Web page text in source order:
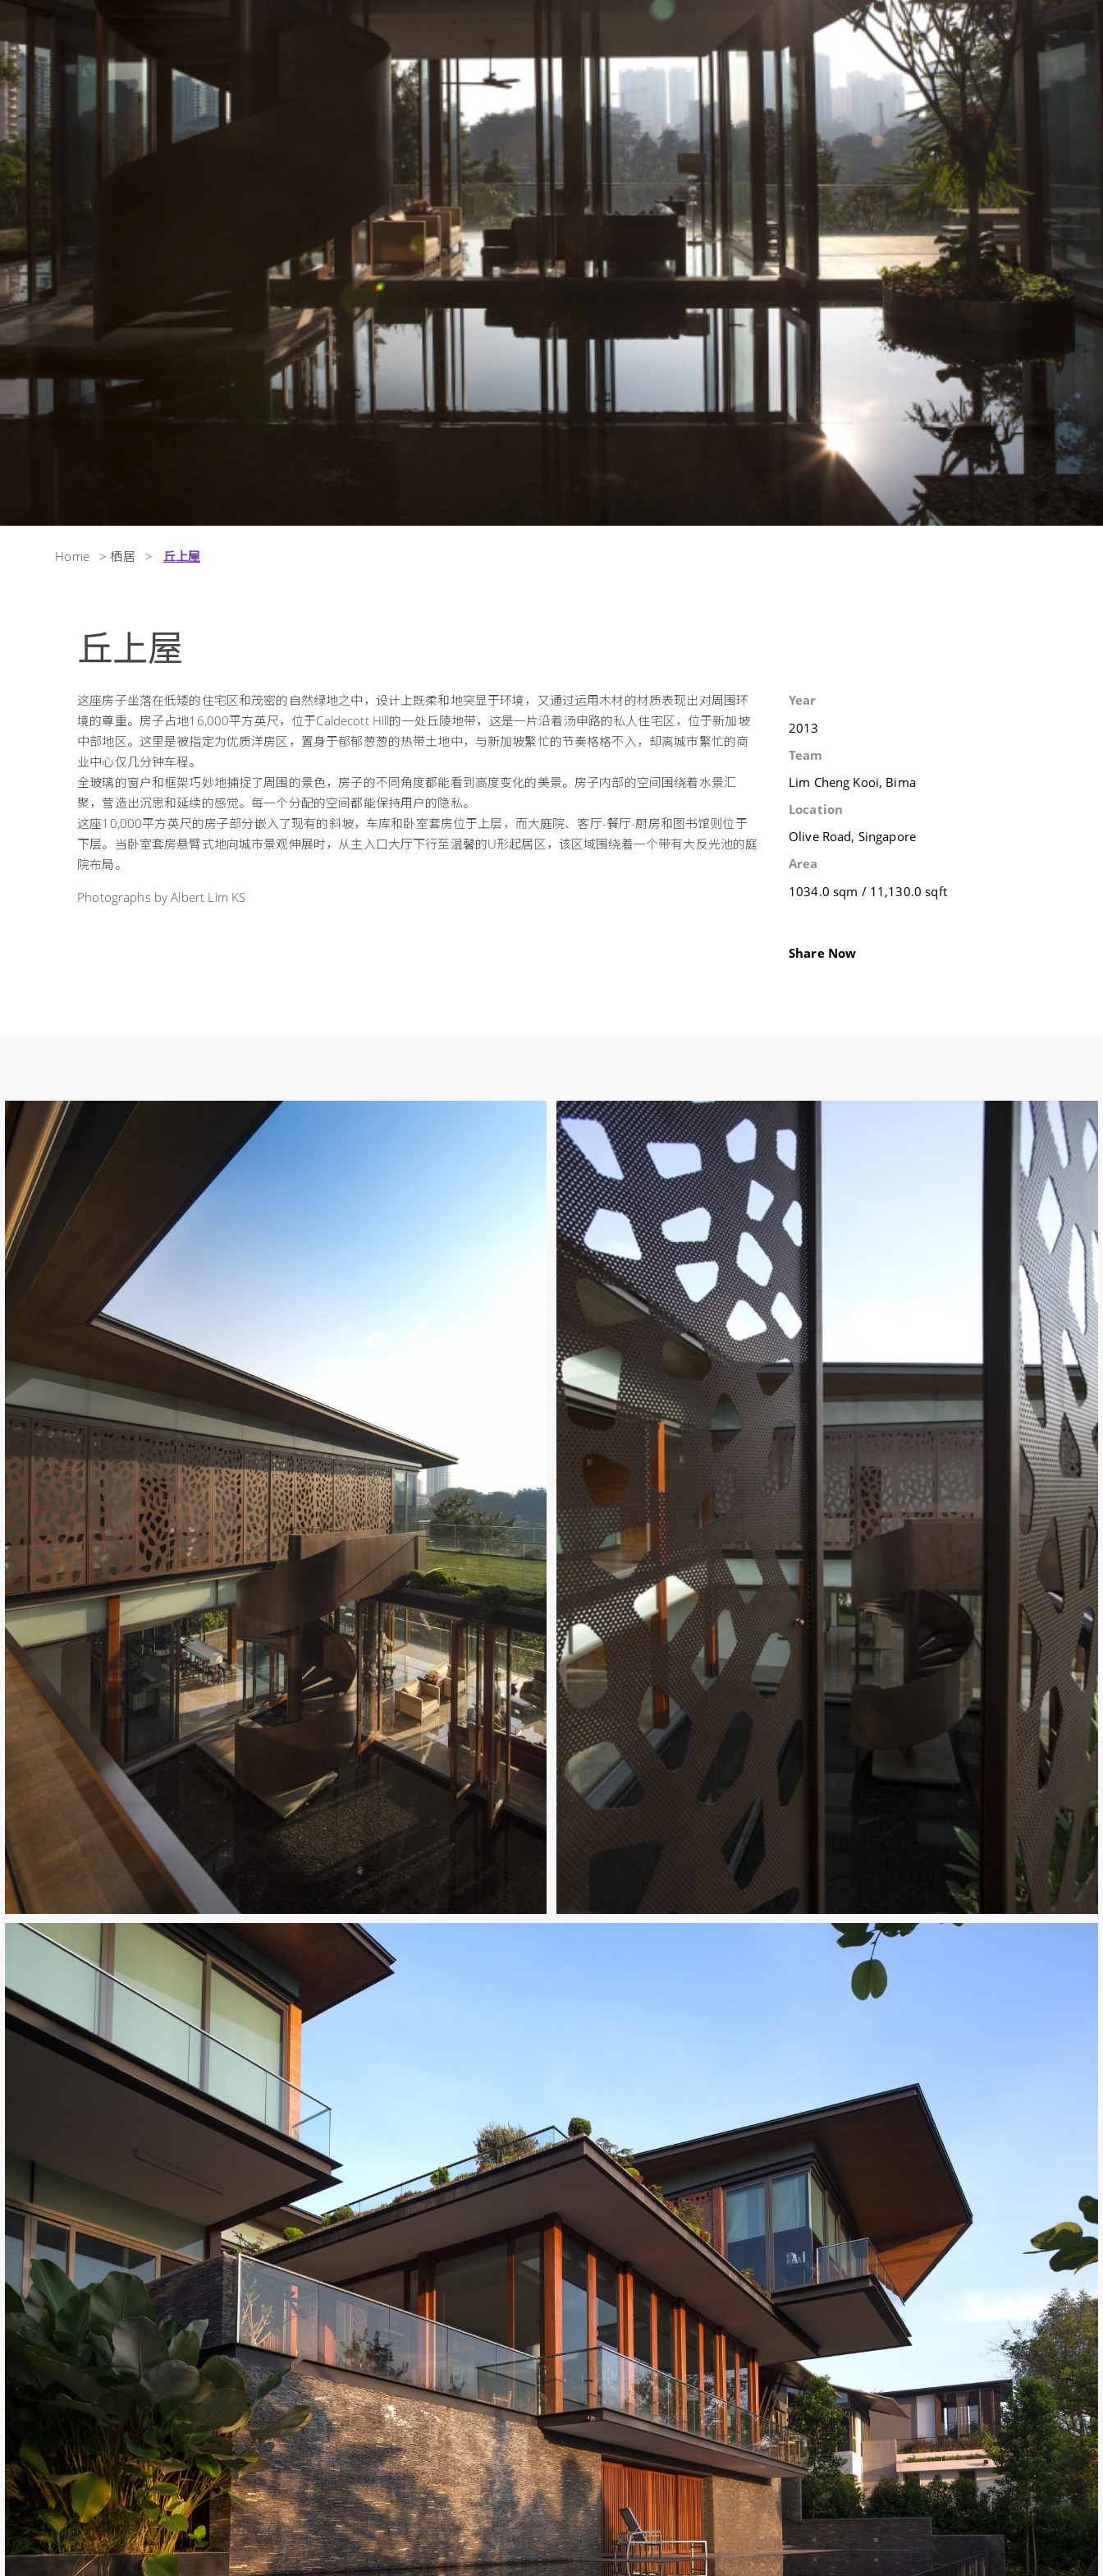
Home >栖居 > 丘上屋
丘上屋
这座房子坐落在低矮的住宅区和茂密的自然绿地之中，设计上既柔和地突显于环境，又通过运用木材的材质表现出对周围环
境的尊重。房子占地16,000平方英尺，位于Caldecott Hill的一处丘陵地带，这是一片沿着汤申路的私人住宅区，位于新加坡
中部地区。这里是被指定为优质洋房区，置身于郁郁葱葱的热带土地中，与新加坡繁忙的节奏格格不入，却离城市繁忙的商
业中心仅几分钟车程。
全玻璃的窗户和框架巧妙地捕捉了周围的景色，房子的不同角度都能看到高度变化的美景。房子内部的空间围绕着水景汇
聚，营造出沉思和延续的感觉。每一个分配的空间都能保持用户的隐私。
这座10,000平方英尺的房子部分嵌入了现有的斜坡，车库和卧室套房位于上层，而大庭院、客厅-餐厅-厨房和图书馆则位于
下层。当卧室套房悬臂式地向城市景观伸展时，从主入口大厅下行至温馨的U形起居区，该区域围绕着一个带有大反光池的庭
院布局。
Photographs by Albert Lim KS
Year
2013
Team
Lim Cheng Kooi, Bima
Location
Olive Road, Singapore
Area
1034.0 sqm / 11,130.0 sqft
Share Now